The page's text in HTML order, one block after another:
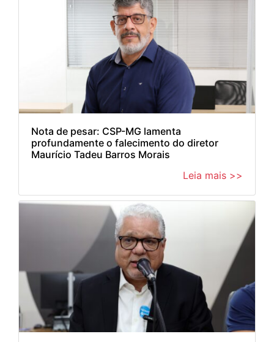
Nota de pesar: CSP-MG lamenta
profundamente o falecimento do diretor
Maurício Tadeu Barros Morais
Leia mais >>